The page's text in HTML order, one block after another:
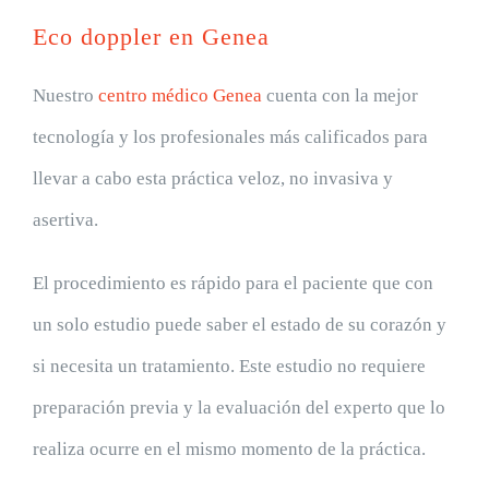
Eco doppler en Genea
Nuestro centro médico Genea cuenta con la mejor
tecnología y los profesionales más calificados para
llevar a cabo esta práctica veloz, no invasiva y
asertiva.
El procedimiento es rápido para el paciente que con
un solo estudio puede saber el estado de su corazón y
si necesita un tratamiento. Este estudio no requiere
preparación previa y la evaluación del experto que lo
realiza ocurre en el mismo momento de la práctica.